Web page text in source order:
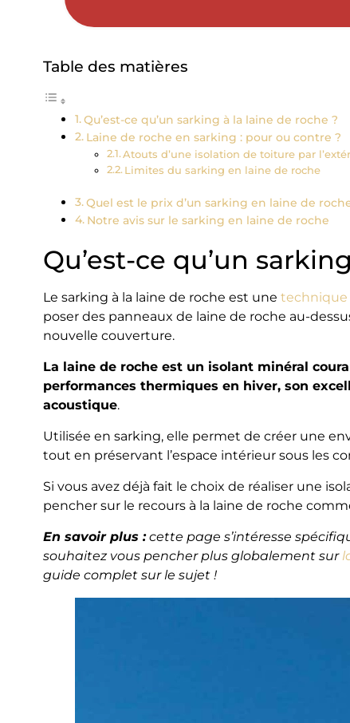
Table des matières
Qu’est-ce qu’un sarking à la laine de roche ?
Laine de roche en sarking : pour ou contre ?
Atouts d’une isolation de toiture par
Limites du sarking en laine de roche
Quel est le prix d’un sarking en laine de
Notre avis sur le sarking en laine de roche
Qu’est-ce qu’un
Le sarking à la laine de roche est une technique
poser des panneaux de laine de roche au-
nouvelle couverture.
La laine de roche est un isolant minéral
performances thermiques en hiver, son
acoustique.
Utilisée en sarking, elle permet de créer une
tout en préservant l’espace intérieur sous les
Si vous avez déjà fait le choix de réaliser une
pencher sur le recours à la laine de roche
En savoir plus :cette page s’intéresse
souhaitez vous pencher plus globalement sur
guide complet sur le sujet !